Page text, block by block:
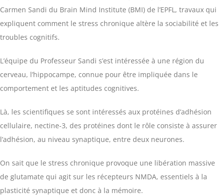
Carmen Sandi du Brain Mind Institute (BMI) de l’EPFL, travaux qui
expliquent comment le stress chronique altère la sociabilité et les
troubles cognitifs.
L’équipe du Professeur Sandi s’est intéressée à une région du
cerveau, l’hippocampe, connue pour être impliquée dans le
comportement et les aptitudes cognitives.
Là, les scientifiques se sont intéressés aux protéines d’adhésion
cellulaire, nectine-3, des protéines dont le rôle consiste à assurer
l’adhésion, au niveau synaptique, entre deux neurones.
On sait que le stress chronique provoque une libération massive
de glutamate qui agit sur les récepteurs NMDA, essentiels à la
plasticité synaptique et donc à la mémoire.